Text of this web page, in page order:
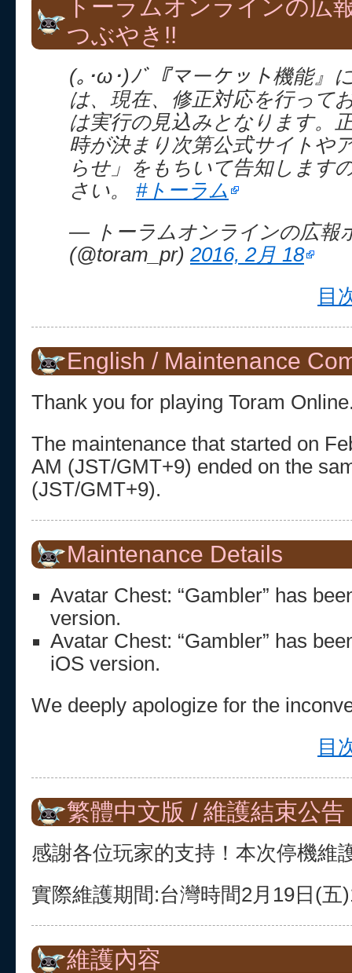
トーラムオンラインの広
つぶやき!!
(｡･ω･)ﾉﾞ『マーケット機能』
は、現在、修正対応を行って
は実行の見込みとなります。
時が決まり次第公式サイトや
らせ」をもちいて告知します
さい。 #トーラム
— トーラムオンラインの広報
(@toram_pr) 2016, 2月 18
目
English / Maintenance
Thank you for playing Toram
The maintenance that started on
AM (JST/GMT+9) ended on the
(JST/GMT+9).
Maintenance Details
Avatar Chest: “Gambler” has
version.
Avatar Chest: “Gambler” has
iOS version.
We deeply apologize for the
目
繁體中文版 / 維護結束公告
感謝各位玩家的支持！本次停機維
實際維護期間:台灣時間2月19日(五
維護內容